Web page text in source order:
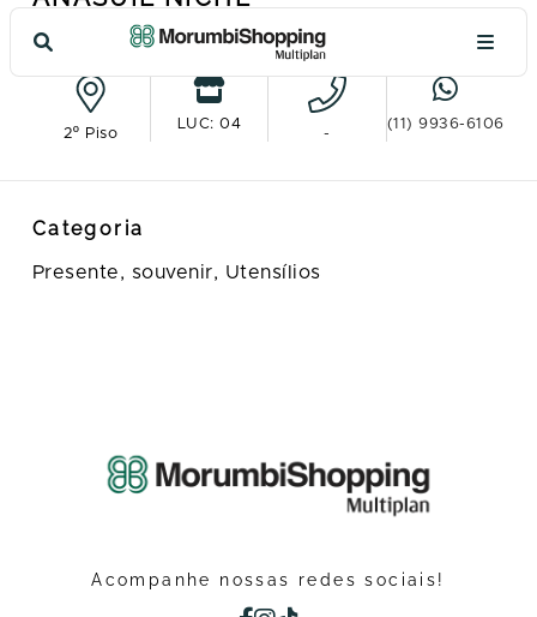
Ver no mapa
2º Piso
LUC: 04
-
(11) 9936-6106
Categoria
Presente, souvenir, Utensílios
Acompanhe nossas redes sociais!